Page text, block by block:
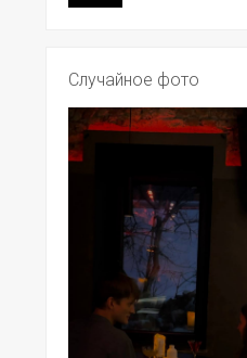
Случайное фото